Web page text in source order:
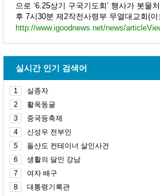
으로 ‘6.25상기 구국기도회’ 행사가 봇물
후 7시30분 제2작전사령부 무열대교회(
http://www.igoodnews.net/news/
실시간 인기 검색어
1
실종자
2
활옥동굴
3
중국등축제
4
신성우 전부인
5
돌산도 컨테이너 살인사건
6
생활의 달인 강남
7
여자 배구
8
대통령기록관